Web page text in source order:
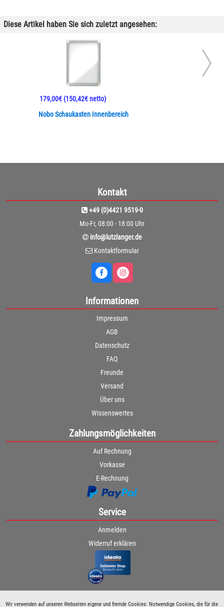
Wir verwenden auf unseren Webseiten eigene und fremde Cookies: Notwendige Cookies, die für die
Diese Artikel haben Sie sich zuletzt angesehen:
Nobo Schaukasten Innenbereich
179,00€(150,42€ netto)
Kontakt
+49 (0)4421 9519-0
Mo-Fr, 08:00 - 18:00 Uhr
info@lutzlanger.de
Kontaktformular
Informationen
Impressum
AGB
Datenschutz
FAQ
Freunde
Versand
Über uns
Wissenswertes
Zahlungsmöglichkeiten
Auf Rechnung
Vorkasse
E-Rechnung
Service
Anmelden
Widerruf erklären